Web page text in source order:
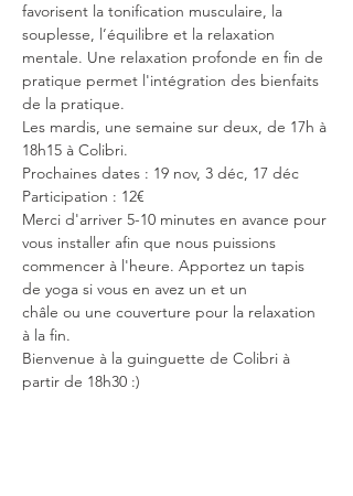
favorisent la tonification musculaire, la
souplesse, l’équilibre et la relaxation
mentale. Une relaxation profonde en fin de
pratique permet l'intégration des bienfaits
de la pratique.
Les mardis, une semaine sur deux, de 17h à
18h15 à Colibri.
Prochaines dates : 19 nov, 3 déc, 17 déc
Participation : 12€
Merci d'arriver 5-10 minutes en avance pour
vous installer afin que nous puissions
commencer à l'heure. Apportez un tapis
de yoga si vous en avez un et un
châle ou une couverture pour la relaxation
à la fin.
Bienvenue à la guinguette de Colibri à
partir de 18h30 :)